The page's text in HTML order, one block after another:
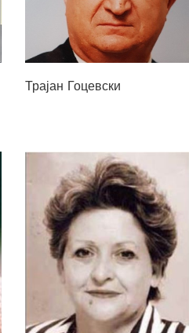
Трајан Гоцевски